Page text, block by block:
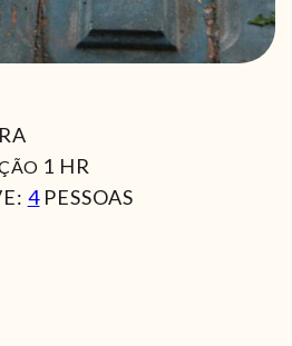
1 HORA
HR
4 PESSOAS